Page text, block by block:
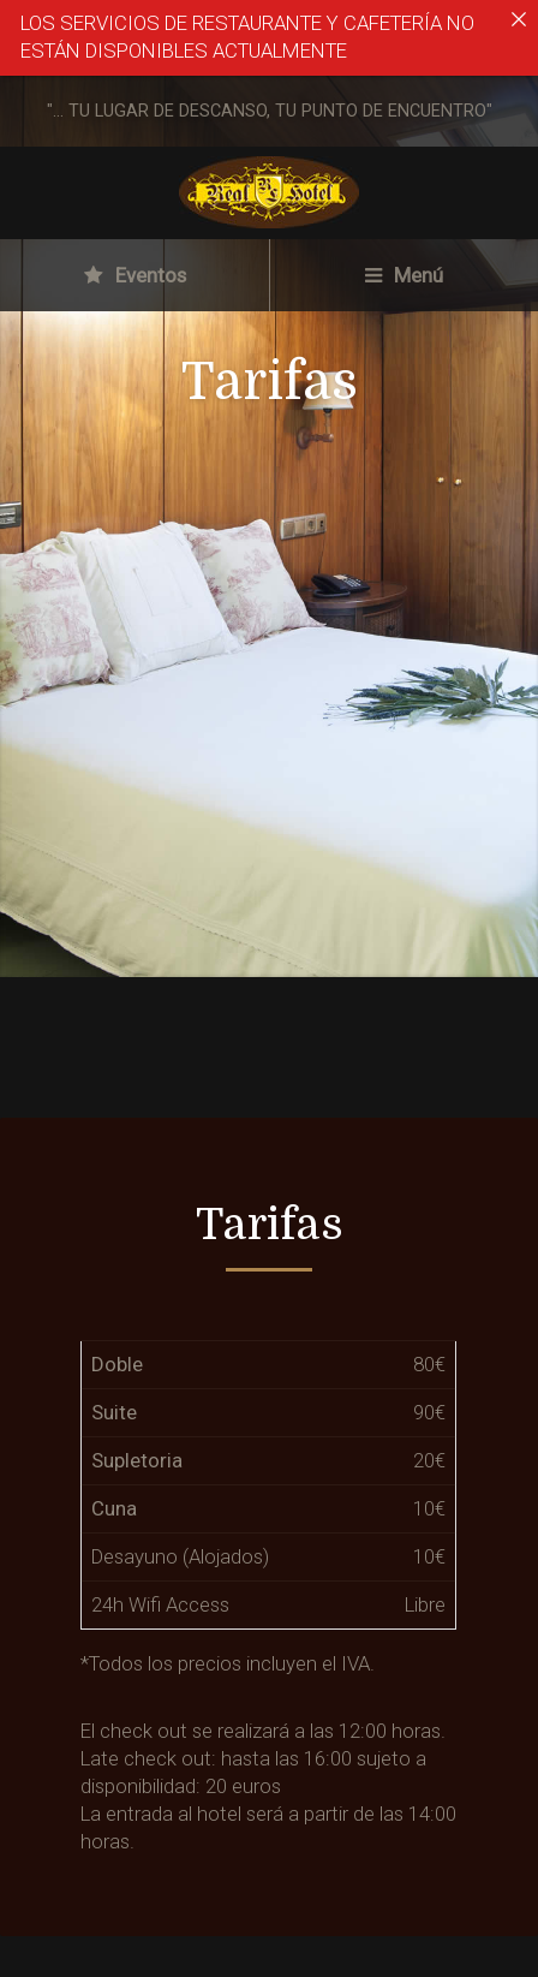
"... TU LUGAR DE DESCANSO, TU PUNTO DE ENCUENTRO"
Eventos Menú
Tarifas
Tarifas
Doble
80€
Suite
90€
Supletoria
20€
Cuna
10€
Desayuno (Alojados)
10€
24h Wifi Access
Libre
*Todos los precios incluyen el IVA.
El check out se realizará a las 12:00 horas.
Late check out: hasta las 16:00 sujeto a
disponibilidad: 20 euros
La entrada al hotel será a partir de las 14:00
horas.
LOS SERVICIOS DE RESTAURANTE Y CAFETERÍA NO
ESTÁN DISPONIBLES ACTUALMENTE